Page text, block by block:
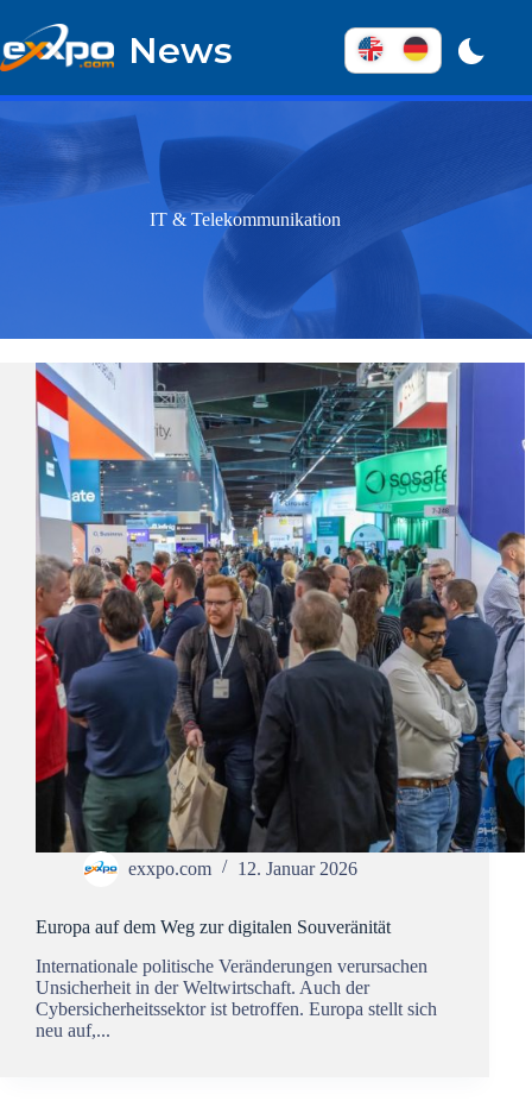
zum
Inhalt
News
IT & Telekommunikation
exxpo.com 12. Januar 2026
Europa auf dem Weg zur digitalen Souveränität
Internationale politische Veränderungen verursachen
Unsicherheit in der Weltwirtschaft. Auch der
Cybersicherheitssektor ist betroffen. Europa stellt sich
neu auf,...